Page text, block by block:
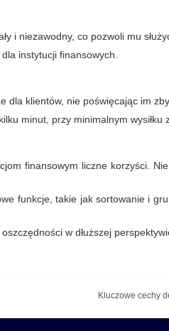
i niezawodny, co pozwoli mu
instytucji finansowych.
klientów, nie poświęcając im
minut, przy minimalnym wysiłku
finansowym liczne korzyści.
funkcje, takie jak sortowanie i
w dłuższej